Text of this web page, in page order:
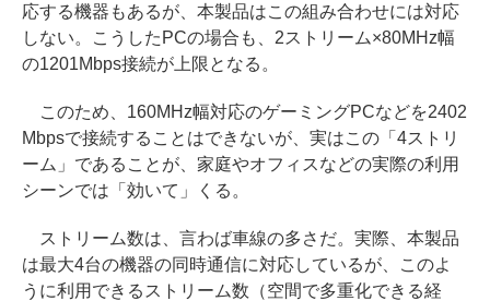
応する機器もあるが、本製品はこの組み合わせには対応
しない。こうしたPCの場合も、2ストリーム×80MHz幅
の1201Mbps接続が上限となる。
このため、160MHz幅対応のゲーミングPCなどを2402
Mbpsで接続することはできないが、実はこの「4ストリ
ーム」であることが、家庭やオフィスなどの実際の利用
シーンでは「効いて」くる。
ストリーム数は、言わば車線の多さだ。実際、本製品
は最大4台の機器の同時通信に対応しているが、このよ
うに利用できるストリーム数（空間で多重化できる経